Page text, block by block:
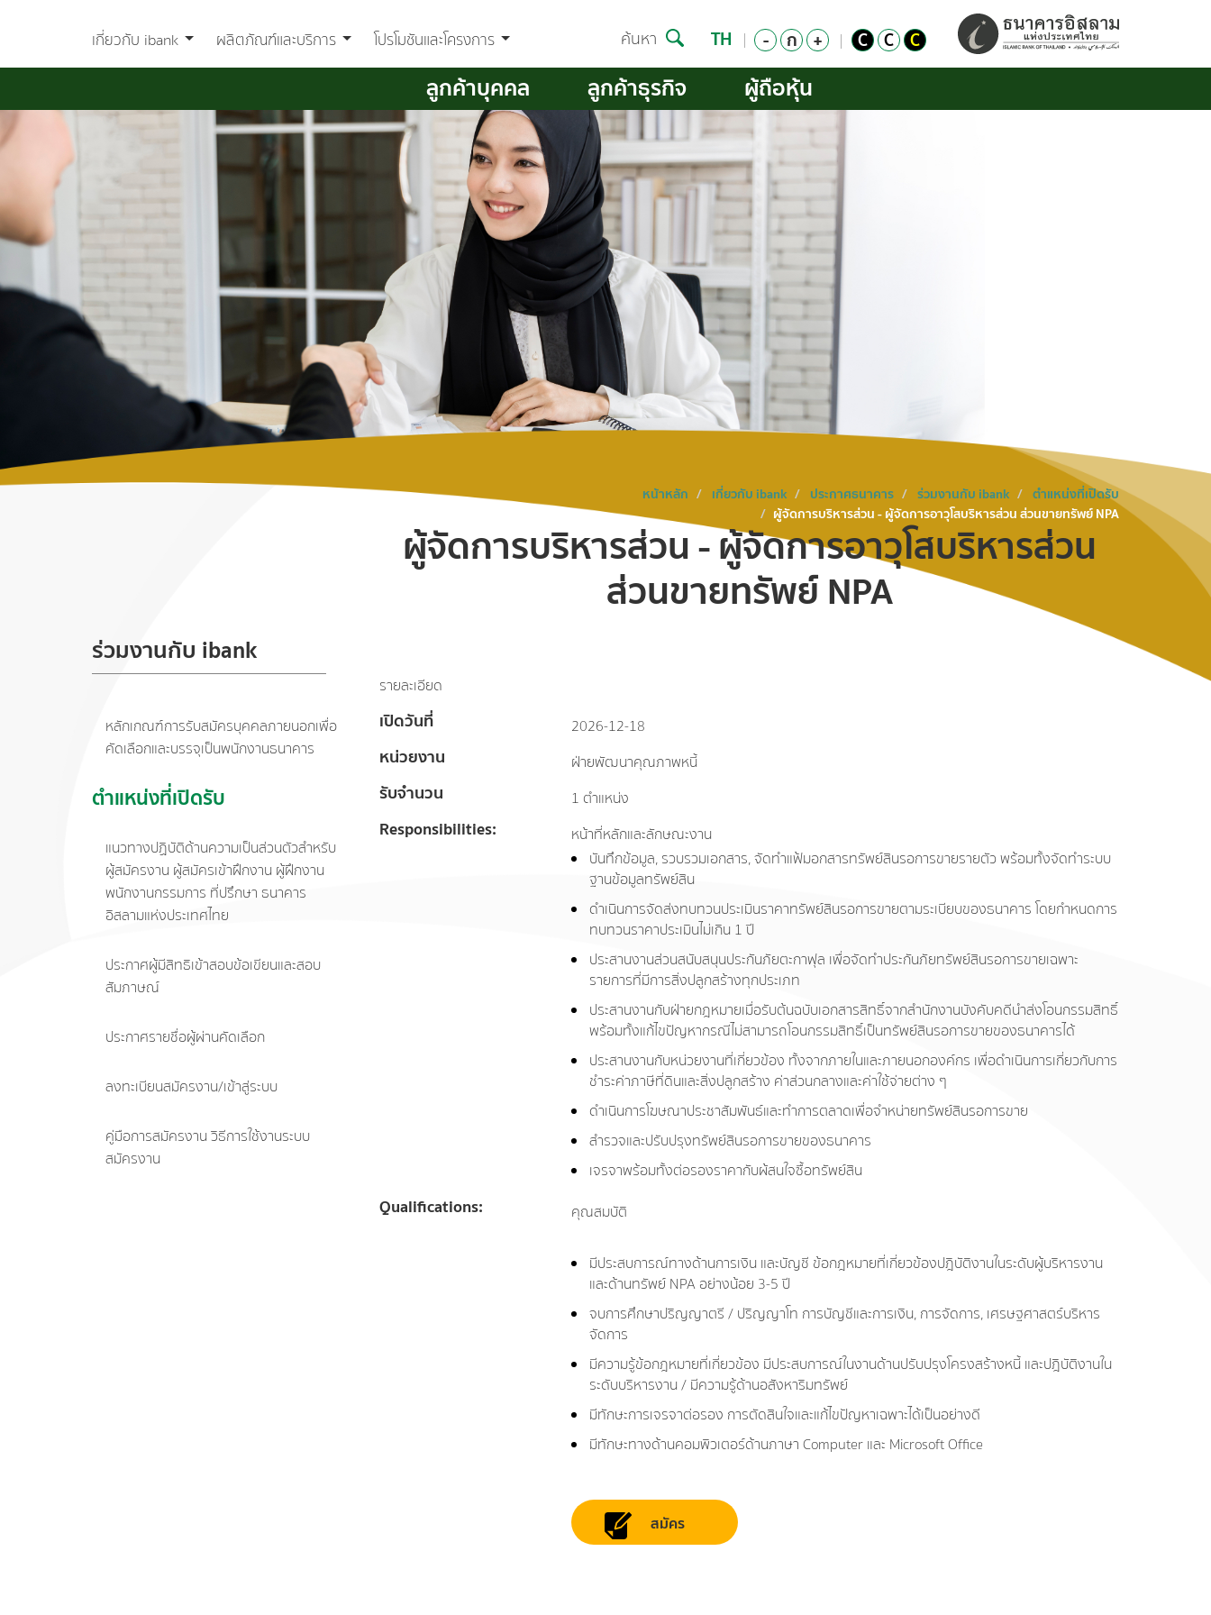
เกี่ยวกับ ibank ผลิตภัณฑ์และบริการ โปรโมชันและโครงการ ค้นหา TH - ก + C C C
ลูกค้าบุคคล ลูกค้าธุรกิจ ผู้ถือหุ้น
หน้าหลัก เกี่ยวกับ ibank ประกาศธนาคาร ร่วมงานกับ ibank
ตำแหน่งที่เปิดรับ
ผู้จัดการบริหารส่วน - ผู้จัดการอาวุโสบริหารส่วน ส่วนขายทรัพย์ NPA
ผู้จัดการบริหารส่วน - ผู้จัดการอาวุโสบริหารส่วน
ส่วนขายทรัพย์ NPA
ร่วมงานกับ ibank
หลักเกณฑ์การรับสมัครบุคคลภายนอกเพื่อ
คัดเลือกและบรรจุเป็นพนักงานธนาคาร
ตำแหน่งที่เปิดรับ
แนวทางปฏิบัติด้านความเป็นส่วนตัวสำหรับ
ผู้สมัครงาน ผู้สมัครเข้าฝึกงาน ผู้ฝึกงาน
พนักงานกรรมการ ที่ปรึกษา ธนาคาร
อิสลามแห่งประเทศไทย
ประกาศผู้มีสิทธิเข้าสอบข้อเขียนและสอบ
สัมภาษณ์
ประกาศรายชื่อผู้ผ่านคัดเลือก
ลงทะเบียนสมัครงาน/เข้าสู่ระบบ
คู่มือการสมัครงาน วิธีการใช้งานระบบ
สมัครงาน
รายละเอียด
เปิดวันที่ 2026-12-18
หน่วยงาน ฝ่ายพัฒนาคุณภาพหนี้
รับจำนวน 1 ตำแหน่ง
Responsibilities:
หน้าที่หลักและลักษณะงาน
บันทึกข้อมูล, รวบรวมเอกสาร, จัดทำแฟ้มอกสารทรัพย์สินรอการขายรายตัว พร้อมทั้งจัดทำระบบ
ฐานข้อมูลทรัพย์สิน
ดำเนินการจัดส่งทบทวนประเมินราคาทรัพย์สินรอการขายตามระเบียบของธนาคาร โดยกำหนดการ
ทบทวนราคาประเมินไม่เกิน 1 ปี
ประสานงานส่วนสนับสนุนประกันภัยตะกาฟุล เพื่อจัดทำประกันภัยทรัพย์สินรอการขายเฉพาะ
รายการที่มีการสิ่งปลูกสร้างทุกประเภท
ประสานงานกับฝ่ายกฎหมายเมื่อรับต้นฉบับเอกสารสิทธิ์จากสำนักงานบังคับคดีนำส่งโอนกรรมสิทธิ์
พร้อมทั้งแก้ไขปัญหากรณีไม่สามารถโอนกรรมสิทธิ์เป็นทรัพย์สินรอการขายของธนาคารได้
ประสานงานกับหน่วยงานที่เกี่ยวข้อง ทั้งจากภายในและภายนอกองค์กร เพื่อดำเนินการเกี่ยวกับการ
ชำระค่าภาษีที่ดินและสิ่งปลูกสร้าง ค่าส่วนกลางและค่าใช้จ่ายต่าง ๆ
ดำเนินการโฆษณาประชาสัมพันธ์และทำการตลาดเพื่อจำหน่ายทรัพย์สินรอการขาย
สำรวจและปรับปรุงทรัพย์สินรอการขายของธนาคาร
เจรจาพร้อมทั้งต่อรองราคากับผ้สนใจซื้อทรัพย์สิน
Qualifications: คุณสมบัติ
มีประสบการณ์ทางด้านการเงิน และบัญชี ข้อกฎหมายที่เกี่ยวข้องปฎิบัติงานในระดับผู้บริหารงาน
และด้านทรัพย์ NPA อย่างน้อย 3-5 ปี
จบการศึกษาปริญญาตรี / ปริญญาโท การบัญชีและการเงิน, การจัดการ, เศรษฐศาสตร์บริหาร
จัดการ
มีความรู้ข้อกฎหมายที่เกี่ยวข้อง มีประสบการณ์ในงานด้านปรับปรุงโครงสร้างหนี้ และปฎิบัติงานใน
ระดับบริหารงาน / มีความรู้ด้านอสังหาริมทรัพย์
มีทักษะการเจรจาต่อรอง การตัดสินใจและแก้ไขปัญหาเฉพาะได้เป็นอย่างดี
มีทักษะทางด้านคอมพิวเตอร์ด้านภาษา Computer และ Microsoft Office
สมัคร